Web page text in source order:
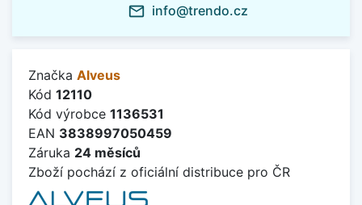
mail_outline info@trendo.cz
Značka Alveus
Kód 12110
Kód výrobce 1136531
EAN 3838997050459
Záruka 24 měsíců
Zboží pochází z oficiální distribuce pro ČR